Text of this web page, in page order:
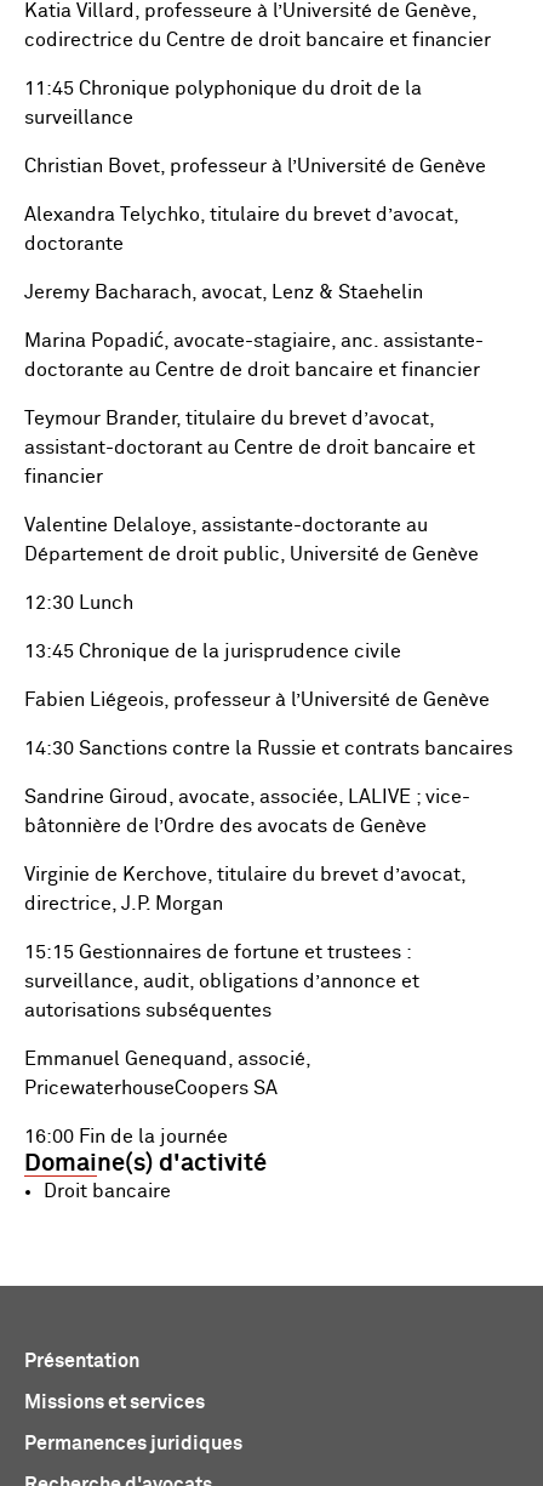
Katia Villard, professeure à l’Université de Genève,
codirectrice du Centre de droit bancaire et financier
11:45 Chronique polyphonique du droit de la
surveillance
Christian Bovet, professeur à l’Université de Genève
Alexandra Telychko, titulaire du brevet d’avocat,
doctorante
Jeremy Bacharach, avocat, Lenz & Staehelin
Marina Popadić, avocate-stagiaire, anc. assistante-
doctorante au Centre de droit bancaire et financier
Teymour Brander, titulaire du brevet d’avocat,
assistant-doctorant au Centre de droit bancaire et
financier
Valentine Delaloye, assistante-doctorante au
Département de droit public, Université de Genève
12:30 Lunch
13:45 Chronique de la jurisprudence civile
Fabien Liégeois, professeur à l’Université de Genève
14:30 Sanctions contre la Russie et contrats bancaires
Sandrine Giroud, avocate, associée, LALIVE ; vice-
bâtonnière de l’Ordre des avocats de Genève
Virginie de Kerchove, titulaire du brevet d’avocat,
directrice, J.P. Morgan
15:15 Gestionnaires de fortune et trustees :
surveillance, audit, obligations d’annonce et
autorisations subséquentes
Emmanuel Genequand, associé,
PricewaterhouseCoopers SA
16:00 Fin de la journée
Domaine(s) d'activité
Droit bancaire
Présentation
Missions et services
Permanences juridiques